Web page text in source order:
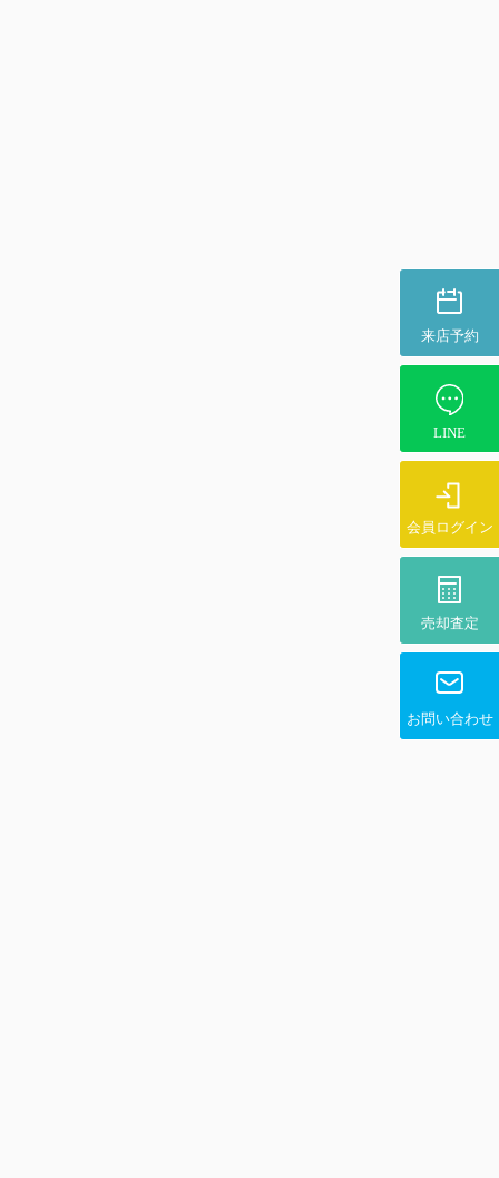
来店予約
LINE
会員ログイン
売却査定
お問い合わせ